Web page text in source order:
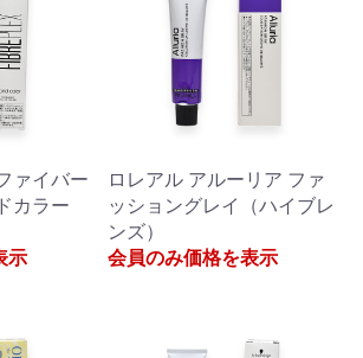
ァイバー
カラー
示
ロレアル アルーリア ファ
ッショングレイ（ハイブレ
ンズ）
会員のみ価格を表示